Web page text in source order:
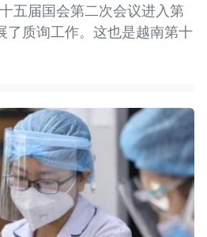
五届国会第二次会议进入第
了质询工作。这也是越南第十